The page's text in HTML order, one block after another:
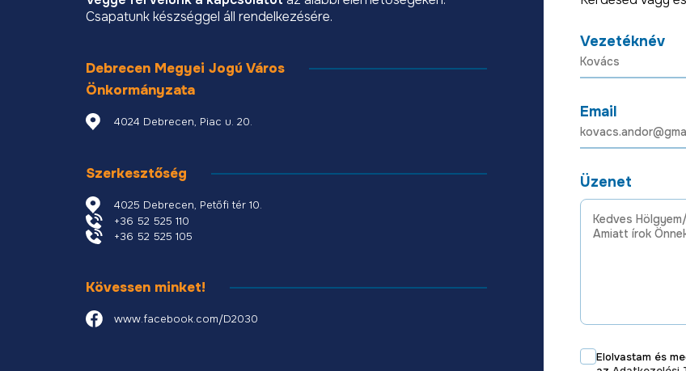
Csapatunk készséggel áll rendelkezésére.
Debrecen Megyei Jogú Város
Önkormányzata
4024 Debrecen, Piac u. 20.
Szerkesztőség
4025 Debrecen, Petőfi tér 10.
+36 52 525 110
+36 52 525 105
Kövessen minket!
www.facebook.com/D2030
Vezetéknév
Email
Üzenet
Elolvastam és